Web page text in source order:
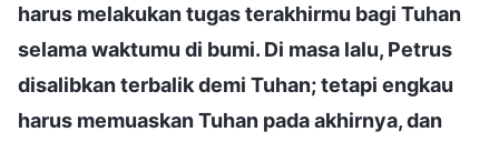
harus melakukan tugas terakhirmu bagi Tuhan
selama waktumu di bumi. Di masa lalu, Petrus
disalibkan terbalik demi Tuhan; tetapi engkau
harus memuaskan Tuhan pada akhirnya, dan